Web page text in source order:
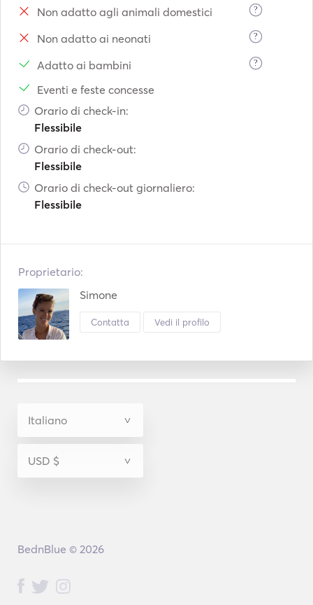
Non adatto agli animali domestici
?
Non adatto ai neonati ?
Adatto ai bambini ?
Eventi e feste concesse
Orario di check-in:
Flessibile
Orario di check-out:
Flessibile
Orario di check-out giornaliero:
Flessibile
Proprietario:
Simone
Contatta Vedi il profilo
BednBlue © 2026